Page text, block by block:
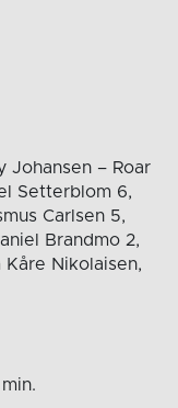
Johansen – Roar
Setterblom 6,
Carlsen 5,
Brandmo 2,
Kåre Nikolaisen,